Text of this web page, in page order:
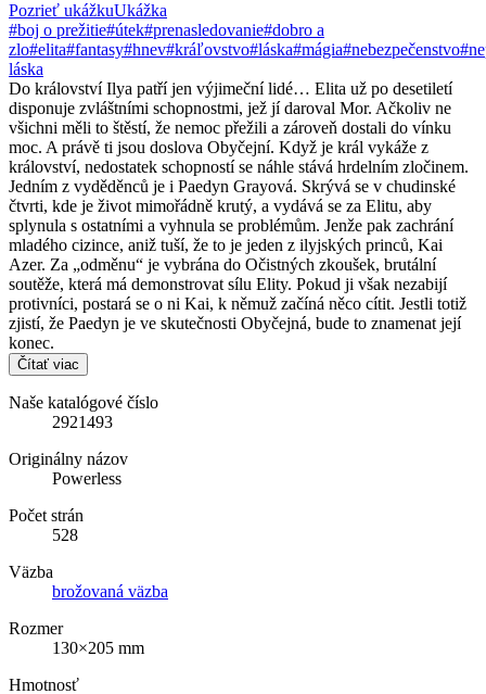
Pozrieť ukážkuUkážka
#boj o prežitie#útek#prenasledovanie#dobro a
zlo#elita#fantasy#hnev#kráľovstvo#láska#mágia#nebezpečenstvo
láska
Do království Ilya patří jen výjimeční lidé… Elita už po desetiletí
disponuje zvláštními schopnostmi, jež jí daroval Mor. Ačkoliv ne
všichni měli to štěstí, že nemoc přežili a zároveň dostali do vínku
moc. A právě ti jsou doslova Obyčejní. Když je král vykáže z
království, nedostatek schopností se náhle stává hrdelním zločinem.
Jedním z vyděděnců je i Paedyn Grayová. Skrývá se v chudinské
čtvrti, kde je život mimořádně krutý, a vydává se za Elitu, aby
splynula s ostatními a vyhnula se problémům. Jenže pak zachrání
mladého cizince, aniž tuší, že to je jeden z ilyjských princů, Kai
Azer. Za „odměnu“ je vybrána do Očistných zkoušek, brutální
soutěže, která má demonstrovat sílu Elity. Pokud ji však nezabijí
protivníci, postará se o ni Kai, k němuž začíná něco cítit. Jestli totiž
zjistí, že Paedyn je ve skutečnosti Obyčejná, bude to znamenat její
konec.
Čítať viac
Naše katalógové číslo
2921493
Originálny názov
Powerless
Počet strán
528
Väzba
brožovaná väzba
Rozmer
130×205 mm
Hmotnosť